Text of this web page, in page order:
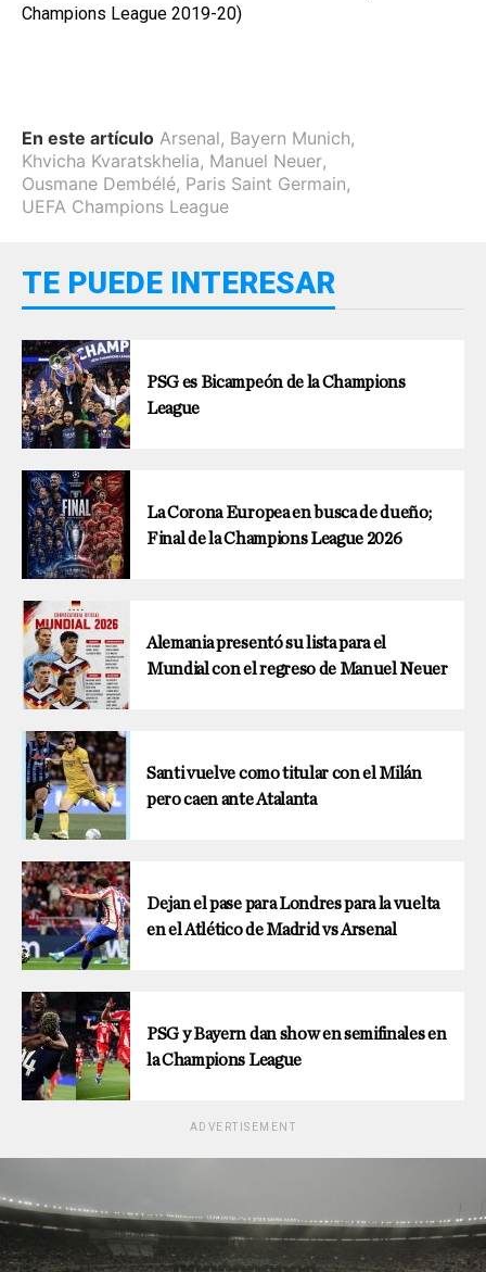
Champions League 2019-20)
En este artículo Arsenal, Bayern Munich,
Khvicha Kvaratskhelia, Manuel Neuer,
Ousmane Dembélé, Paris Saint Germain,
UEFA Champions League
TE PUEDE INTERESAR
PSG es Bicampeón de la Champions
League
La Corona Europea en busca de dueño;
Final de la Champions League 2026
Alemania presentó su lista para el
Mundial con el regreso de Manuel Neuer
Santi vuelve como titular con el Milán
pero caen ante Atalanta
Dejan el pase para Londres para la vuelta
en el Atlético de Madrid vs Arsenal
PSG y Bayern dan show en semifinales en
la Champions League
ADVERTISEMENT